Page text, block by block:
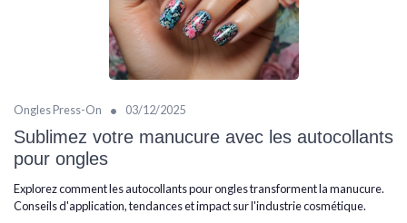
Ongles Press-On • 03/12/2025
Sublimez votre manucure avec les autocollants
pour ongles
Explorez comment les autocollants pour ongles transforment la manucure.
Conseils d'application, tendances et impact sur l'industrie cosmétique.